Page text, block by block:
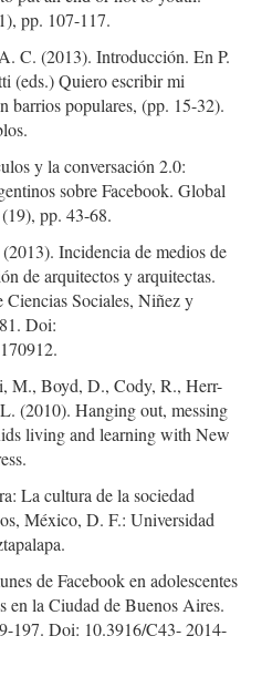
pp. 107-117.
C. (2013). Introducción. En P.
(eds.) Quiero escribir mi
barrios populares, (pp. 15-32).
y la conversación 2.0:
sobre Facebook. Global
pp. 43-68.
Incidencia de medios de
de arquitectos y arquitectas.
Ciencias Sociales, Niñez y
Doi:
M., Boyd, D., Cody, R., Herr-
(2010). Hanging out, messing
living and learning with New
La cultura de la sociedad
México, D. F.: Universidad
de Facebook en adolescentes
en la Ciudad de Buenos Aires.
197. Doi: 10.3916/C43- 2014-